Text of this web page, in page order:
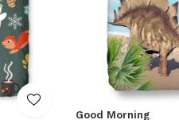
Good Morning